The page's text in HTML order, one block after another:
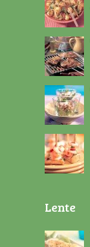
Lente